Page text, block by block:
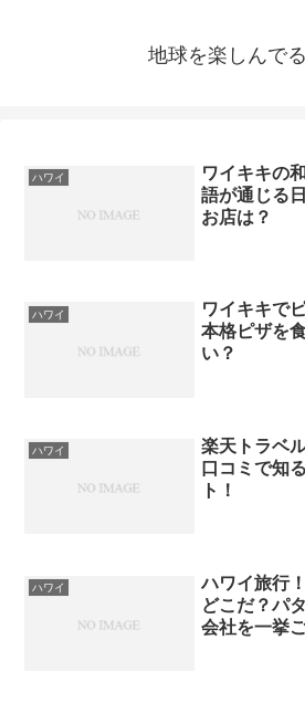
地球を楽しんで
ハワイ
ワイキキの
語が通じる
お店は？
ハワイ
ワイキキで
本格ピザを
い？
ハワイ
楽天トラベ
口コミで知
ト！
ハワイ
ハワイ旅行
どこだ？パ
会社を一挙